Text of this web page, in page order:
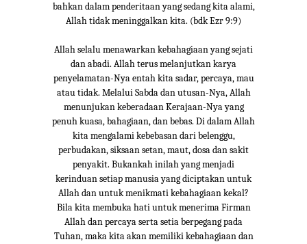
bahkan dalam penderitaan yang sedang kita alami,
Allah tidak meninggalkan kita. (bdk Ezr 9:9)
Allah selalu menawarkan kebahagiaan yang sejati
dan abadi. Allah terus melanjutkan karya
penyelamatan-Nya entah kita sadar, percaya, mau
atau tidak. Melalui Sabda dan utusan-Nya, Allah
menunjukan keberadaan Kerajaan-Nya yang
penuh kuasa, bahagiaan, dan bebas. Di dalam Allah
kita mengalami kebebasan dari belenggu,
perbudakan, siksaan setan, maut, dosa dan sakit
penyakit. Bukankah inilah yang menjadi
kerinduan setiap manusia yang diciptakan untuk
Allah dan untuk menikmati kebahagiaan kekal?
Bila kita membuka hati untuk menerima Firman
Allah dan percaya serta setia berpegang pada
Tuhan, maka kita akan memiliki kebahagiaan dan